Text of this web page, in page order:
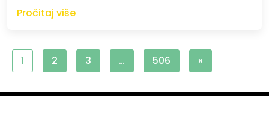
Pročitaj više
1 2 3 … 506 »